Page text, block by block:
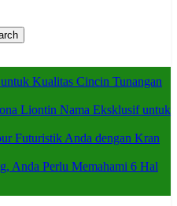
Kualitas Cincin Tunangan
Liontin Nama Eksklusif untuk
Futuristik Anda dengan Kran
Anda Perlu Memahami 6 Hal